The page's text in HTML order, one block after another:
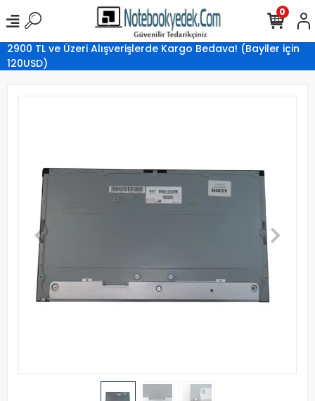
2900 TL ve Üzeri Alışverişlerde Kargo Bedava! (Bayiler için
120USD)
0